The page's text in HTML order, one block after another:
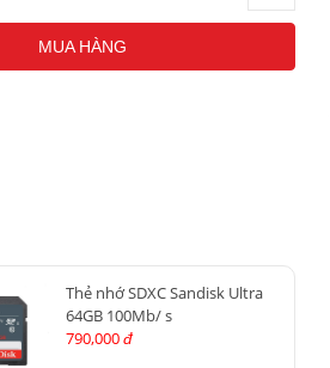
MUA HÀNG
Thẻ nhớ SDXC Sandisk Ultra
64GB 100Mb/ s
790,000 đ